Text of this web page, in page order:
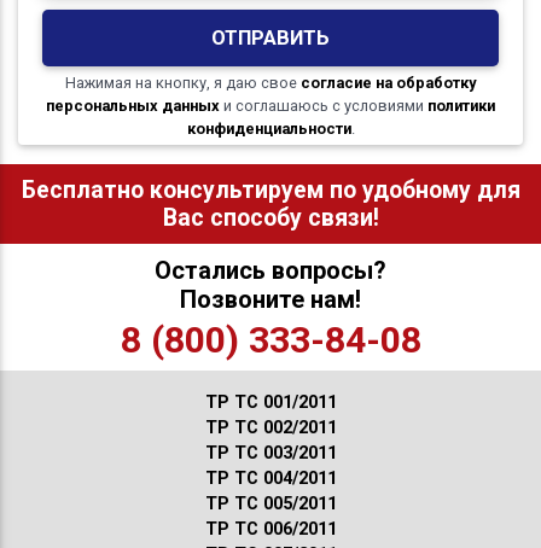
ОТПРАВИТЬ
Нажимая на кнопку, я даю свое согласие на обработку
персональных данных и соглашаюсь с условиями политики
конфиденциальности.
Бесплатно консультируем по удобному для
Вас способу связи!
Остались вопросы?
Позвоните нам!
8 (800) 333-84-08
ТР ТС 001/2011
ТР ТС 002/2011
ТР ТС 003/2011
ТР ТС 004/2011
ТР ТС 005/2011
ТР ТС 006/2011